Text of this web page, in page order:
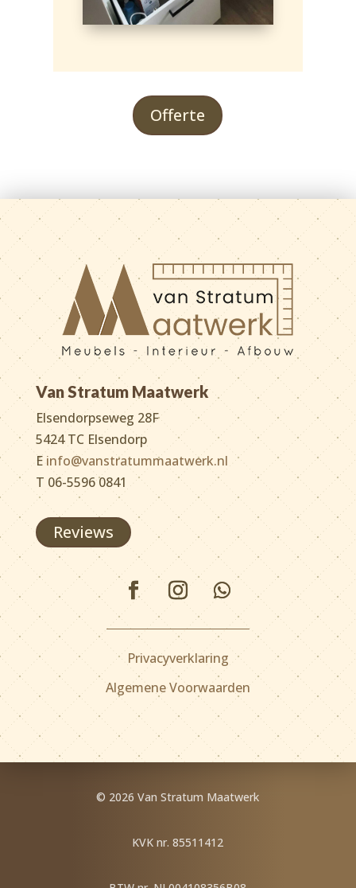
Offerte
Van Stratum Maatwerk
Elsendorpseweg 28F
5424 TC Elsendorp
E info@vanstratummaatwerk.nl
T 06-5596 0841
Reviews
Privacyverklaring
Algemene Voorwaarden
© 2026 Van Stratum Maatwerk
KVK nr. 85511412